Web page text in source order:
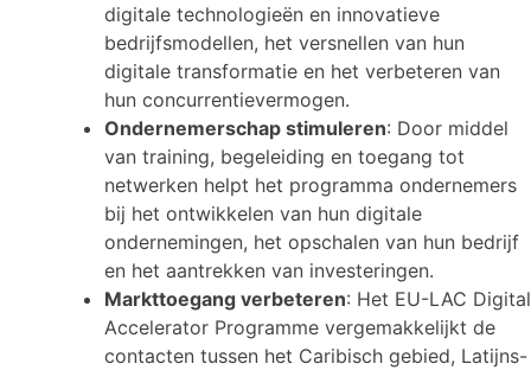
digitale technologieën en innovatieve
bedrijfsmodellen, het versnellen van hun
digitale transformatie en het verbeteren van
hun concurrentievermogen.
Ondernemerschap stimuleren: Door middel
van training, begeleiding en toegang tot
netwerken helpt het programma ondernemers
bij het ontwikkelen van hun digitale
ondernemingen, het opschalen van hun bedrijf
en het aantrekken van investeringen.
Markttoegang verbeteren: Het EU-LAC Digital
Accelerator Programme vergemakkelijkt de
contacten tussen het Caribisch gebied, Latijns-